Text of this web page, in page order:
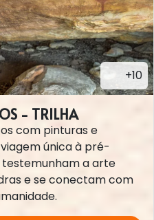
+10
- TRILHA
com pinturas e
única à pré-
testemunham a arte
e se conectam com